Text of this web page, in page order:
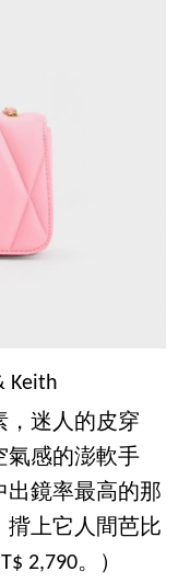
Keith
，迷人的皮穿
氣感的澎軟手
出鏡率最高的那
揹上它人間芭比
2,790。）